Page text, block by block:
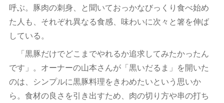
呼ぶ。豚肉の刺身、と聞いておっかなびっくり食べ始め
た人も、それぞれ異なる食感、味わいに次々と箸を伸ば
している。
「黒豚だけでどこまでやれるか追求してみたかったん
です」。オーナーの山本さんが「黒いだるま」を開いた
のは、シンプルに黒豚料理をきわめたいという思いか
ら。食材の良さを引き出すため、肉の切り方や串の打ち